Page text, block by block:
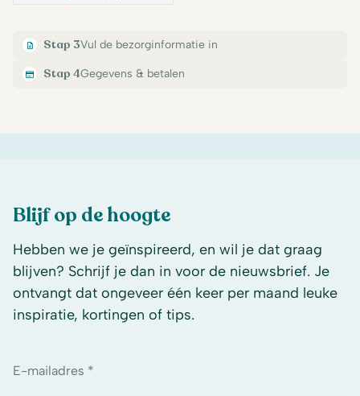
Stap 3Vul de bezorginformatie in
Stap 4Gegevens & betalen
Blijf op de hoogte
Hebben we je geïnspireerd, en wil je dat graag
blijven? Schrijf je dan in voor de nieuwsbrief. Je
ontvangt dat ongeveer één keer per maand leuke
inspiratie, kortingen of tips.
E-mailadres *